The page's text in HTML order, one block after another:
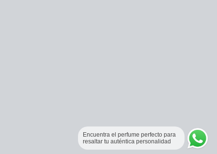
Encuentra el perfume perfecto para
resaltar tu auténtica personalidad